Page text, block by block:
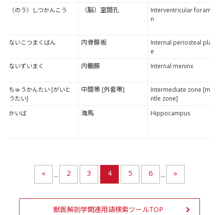
（のう）しつかんこう
（脳）室間孔
Interventricular forame
n
ないこつまくばん 内骨膜板
Internal periosteal plat
e
ないずいまく
内髄膜 Internal meninx
ちゅうかんたい [がいと
うたい]
中間帯 [外套帯]
Intermediate zone [ma
ntle zone]
かいば
海馬 Hippocampus
« ... 2 3 4 5 6 ... »
獣医解剖学関連用語検索ツールTOP